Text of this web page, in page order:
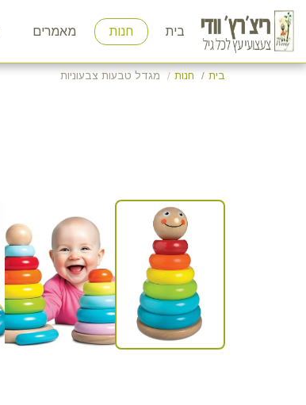
בית חנות מאמרים
בית חנות מגדל טבעות צבעוניות